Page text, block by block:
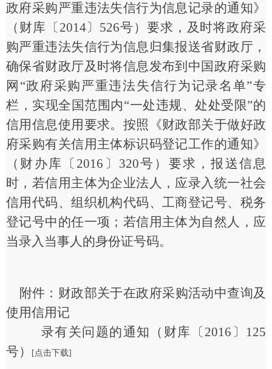
政府采购严重违法失信行为信息记录的通知》
（财库〔 2014〕526号）要求，及时将政府采
购严重违法失信行为信息归集报送省财政厅，
确保省财政厅及时将信息发布到中国政府采购
网“政府采购严重违法失信行为记录名单”专
栏，实现全国范围内“一处违规、处处受限”的
信用信息使用要求。按照《财政部关于做好政
府采购有关信用主体标识码登记工作的通知》
（财办库〔2016〕320号）要求，报送信息
时，若信用主体为企业法人，应录入统一社会
信用代码、组织机构代码、工商登记号、税务
登记号中的任一项；若信用主体为自然人，应
当录入当事人的身份证号码。
附件：财政部关于在政府采购活动中查询及
使用信用记
录有关问题的通知（财库〔 2016〕125
号）
[点击下载]